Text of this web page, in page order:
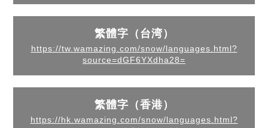
繁體字（台湾）
https://tw.wamazing.com/snow/languages.html?
source=dGF6YXdha28=
繁體字（香港）
https://hk.wamazing.com/snow/languages.html?